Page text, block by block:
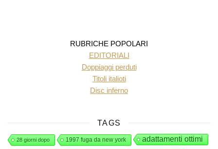
RUBRICHE POPOLARI
EDITORIALI
Doppiaggi perduti
Titoli italioti
Disc inferno
TAGS
28 giorni dopo 1997 fuga da new york adattamenti ottimi